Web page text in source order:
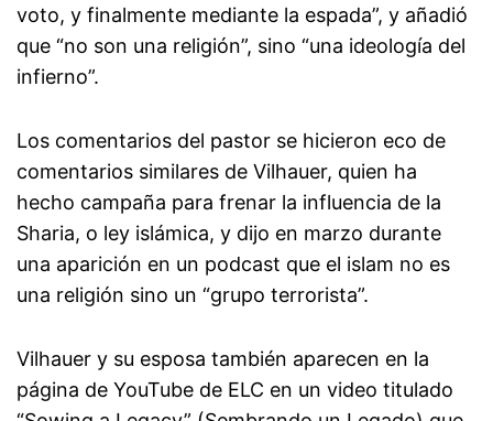
voto, y finalmente mediante la espada”, y añadió
que “no son una religión”, sino “una ideología del
infierno”.
Los comentarios del pastor se hicieron eco de
comentarios similares de Vilhauer, quien ha
hecho campaña para frenar la influencia de la
Sharia, o ley islámica, y dijo en marzo durante
una aparición en un podcast que el islam no es
una religión sino un “grupo terrorista”.
Vilhauer y su esposa también aparecen en la
página de YouTube de ELC en un video titulado